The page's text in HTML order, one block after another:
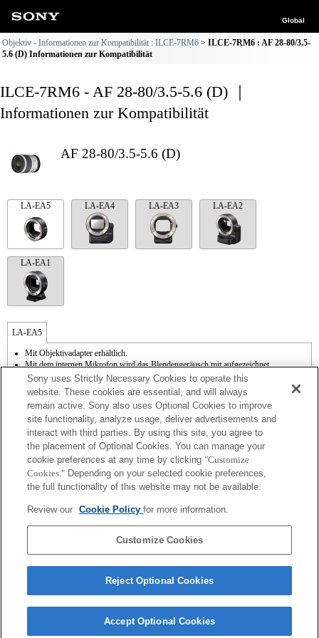
Global
Objektiv - Informationen zur Kompatibilität : ILCE-7RM6
ILCE-7RM6 : AF 28-80/3.5-
5.6 (D) Informationen zur Kompatibilität
ILCE-7RM6 - AF 28-80/3.5-5.6 (D) ｜
Informationen zur Kompatibilität
AF 28-80/3.5-5.6 (D)
LA-EA5 LA-EA4 LA-EA3 LA-EA2
LA-EA1
LA-EA5
Mit Objektivadapter erhältlich.
Mit dem internen Mikrofon wird das Blendengeräusch mit aufgezeichnet.
Outside the A (Aperture priority), S (Shutter priority), and M (Manual) modes, the
shutter speed and the aperture can not be adjusted during the movie recording.
Die Funktion [Objektivkomp.] (Objektivkompensation) kann nicht verwendet
werden.
Abhängig von den Aufnahmebedingungen kann die Bildhelligkeit möglicherweise
ungleichmäßig sein. Setzen Sie [Vord. Schlitzverschluss auf [Aus].
Wenn Sie das A-Mount-Objektiv mit dem Objektivadapter anbringen, wird die MF-
Unterstützung nicht automatisch aktiv, wenn Sie den Fokussierring drehen. Sie
können das Bild vergrößern, indem Sie die Funktion "Fokusvergrößerung" oder
"MF-Unterstützung" in den "Key-Benutzereinstlg." einer Taste zuweisen.
Touch-Auslöser funktioniert nicht.
dieser Funktion auf ein Motiv zu fokussieren, wenn Sie dunkle Szenen aufnehmen
oder das Motiv sich an den Ecken des Bildschirms befindet oder deutlich unscharf
Sony uses Strictly Necessary Cookies to operate this
website. These cookies are essential, and will always
remain active. Sony also uses Optional Cookies to improve
site functionality, analyze usage, deliver advertisements and
interact with third parties. By using this site, you agree to
the placement of Optional Cookies. You can manage your
cookie preferences at any time by clicking "Customize
Cookies." Depending on your selected cookie preferences,
the full functionality of this website may not be available.
Review our Cookie Policyfor more information.
Customize Cookies
Reject Optional Cookies
Accept Optional Cookies